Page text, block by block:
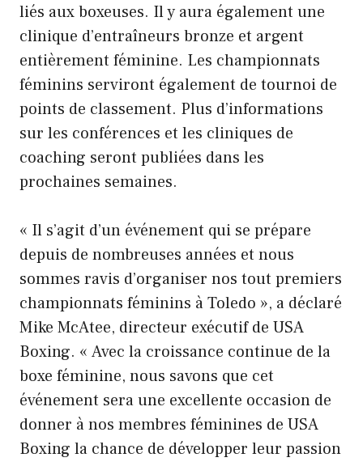
liés aux boxeuses. Il y aura également une
clinique d’entraîneurs bronze et argent
entièrement féminine. Les championnats
féminins serviront également de tournoi de
points de classement. Plus d’informations
sur les conférences et les cliniques de
coaching seront publiées dans les
prochaines semaines.
« Il s’agit d’un événement qui se prépare
depuis de nombreuses années et nous
sommes ravis d’organiser nos tout premiers
championnats féminins à Toledo », a déclaré
Mike McAtee, directeur exécutif de USA
Boxing. « Avec la croissance continue de la
boxe féminine, nous savons que cet
événement sera une excellente occasion de
donner à nos membres féminines de USA
Boxing la chance de développer leur passion